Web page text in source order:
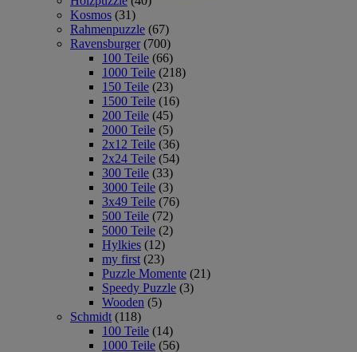
Kosmos (31)
Rahmenpuzzle (67)
Ravensburger (700)
100 Teile (66)
1000 Teile (218)
150 Teile (23)
1500 Teile (16)
200 Teile (45)
2000 Teile (5)
2x12 Teile (36)
2x24 Teile (54)
300 Teile (33)
3000 Teile (3)
3x49 Teile (76)
500 Teile (72)
5000 Teile (2)
Hylkies (12)
my first (23)
Puzzle Momente (21)
Speedy Puzzle (3)
Wooden (5)
Schmidt (118)
100 Teile (14)
1000 Teile (56)